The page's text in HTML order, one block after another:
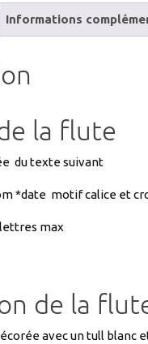
Informations
la flute
du texte suivant
*date motif calice et
max
de la
avec un tull